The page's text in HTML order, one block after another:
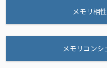
メモリ相
メモリコンシ